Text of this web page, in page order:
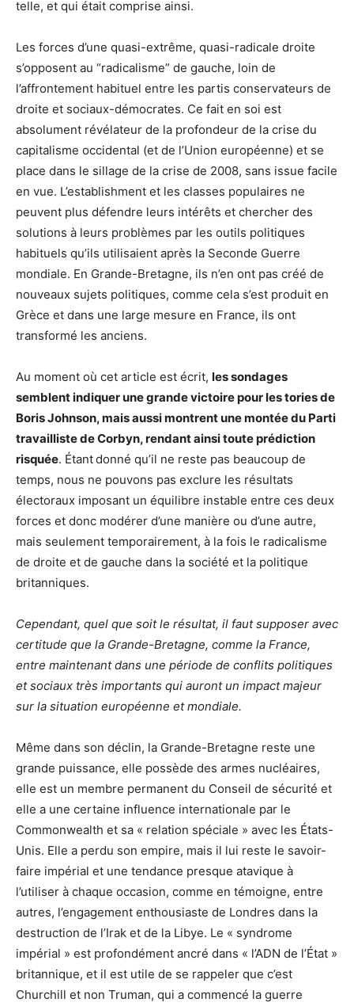
telle, et qui était comprise ainsi.
Les forces d’une quasi-extrême, quasi-radicale droite
s’opposent au “radicalisme” de gauche, loin de
l’affrontement habituel entre les partis conservateurs de
droite et sociaux-démocrates. Ce fait en soi est
absolument révélateur de la profondeur de la crise du
capitalisme occidental (et de l’Union européenne) et se
place dans le sillage de la crise de 2008, sans issue facile
en vue. L’establishment et les classes populaires ne
peuvent plus défendre leurs intérêts et chercher des
solutions à leurs problèmes par les outils politiques
habituels qu’ils utilisaient après la Seconde Guerre
mondiale. En Grande-Bretagne, ils n’en ont pas créé de
nouveaux sujets politiques, comme cela s’est produit en
Grèce et dans une large mesure en France, ils ont
transformé les anciens.
Au moment où cet article est écrit, les sondages
semblent indiquer une grande victoire pour les tories de
Boris Johnson, mais aussi montrent une montée du Parti
travailliste de Corbyn, rendant ainsi toute prédiction
risquée. Étantdonné qu’il ne reste pas beaucoup de
temps, nous ne pouvons pas exclure les résultats
électoraux imposant un équilibre instable entre ces deux
forces et donc modérer d’une manière ou d’une autre,
mais seulement temporairement, à la fois le radicalisme
de droite et de gauche dans la société et la politique
britanniques.
Cependant, quel que soit le résultat, il faut supposer avec
certitude que la Grande-Bretagne, comme la France,
entre maintenant dans une période de conflits politiques
et sociaux très importants qui auront un impact majeur
sur la situation européenne et mondiale.
Même dans son déclin, la Grande-Bretagne reste une
grande puissance, elle possède des armes nucléaires,
elle est un membre permanent du Conseil de sécurité et
elle a une certaine influence internationale par le
Commonwealth et sa « relation spéciale » avec les États-
Unis. Elle a perdu son empire, mais il lui reste le savoir-
faire impérial et une tendance presque atavique à
l’utiliser à chaque occasion, comme en témoigne, entre
autres, l’engagement enthousiaste de Londres dans la
destruction de l’Irak et de la Libye. Le « syndrome
impérial » est profondément ancré dans « l’ADN de l’État »
britannique, et il est utile de se rappeler que c’est
Churchill et non Truman, qui a commencé la guerre